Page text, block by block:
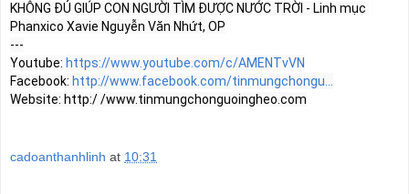
KHÔNG ĐỦ GIÚP CON NGƯỜI TÌM ĐƯỢC NƯỚC TRỜI - Linh mục
Phanxico Xavie Nguyễn Văn Nhứt, OP
---
Youtube: https://www.youtube.com/c/AMENTvVN
Facebook: http://www.facebook.com/tinmungchongu...
Website: http:/ /www.tinmungchonguoingheo.com
cadoanthanhlinh at 10:31